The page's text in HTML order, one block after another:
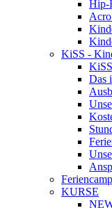
Hip-
KiSS -
Das
KURSE